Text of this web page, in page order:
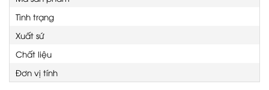
Tình trạng
Xuất sứ
Chất liệu
Đơn vị tính